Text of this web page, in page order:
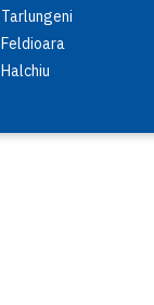
Tarlungeni
Feldioara
Halchiu